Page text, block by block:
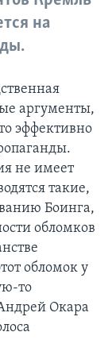
на
аргументы,
эффективно
не имеет
такие,
Боинга,
обломков
обломок у
то
Окара